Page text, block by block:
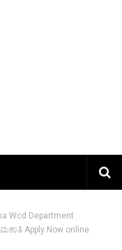
Wcd Department
Apply Now online